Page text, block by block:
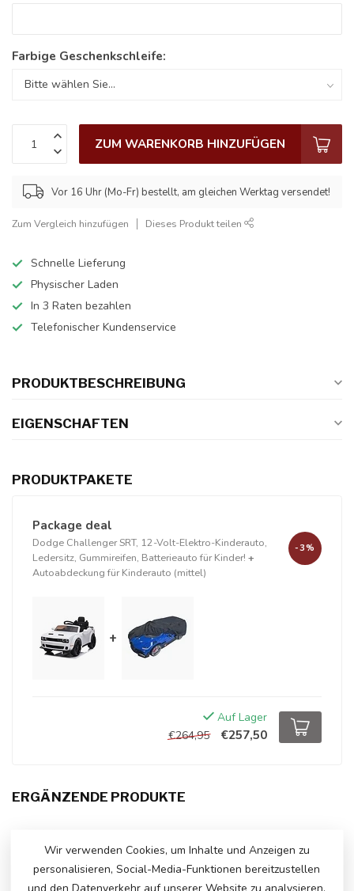
Farbige Geschenkschleife:
ZUM WARENKORB HINZUFÜGEN
Vor 16 Uhr (Mo-Fr) bestellt, am gleichen Werktag versendet!
Zum Vergleich hinzufügen Dieses Produkt teilen
Schnelle Lieferung
Physischer Laden
In 3 Raten bezahlen
Telefonischer Kundenservice
PRODUKTBESCHREIBUNG
EIGENSCHAFTEN
PRODUKTPAKETE
Package deal
Dodge Challenger SRT, 12-Volt-Elektro-Kinderauto,
Ledersitz, Gummireifen, Batterieauto für Kinder! +
Autoabdeckung für Kinderauto (mittel)
-3%
+
Auf Lager
€264,95
€257,50
ERGÄNZENDE PRODUKTE
Auf Lager
€245,00
Wir verwenden Cookies, um Inhalte und Anzeigen zu
personalisieren, Social-Media-Funktionen bereitzustellen